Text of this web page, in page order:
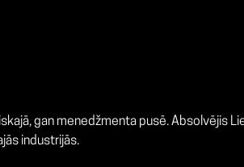
gan menedžmenta pusē. Absolvējis
industrijās.